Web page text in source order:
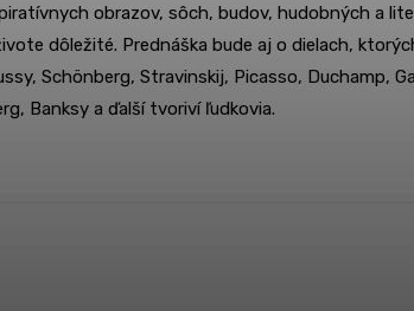
obrazov, sôch, budov, hudobných a
dôležité. Prednáška bude aj o dielach,
Schönberg, Stravinskij, Picasso, Duchamp,
Banksy a ďalší tvoriví ľudkovia.